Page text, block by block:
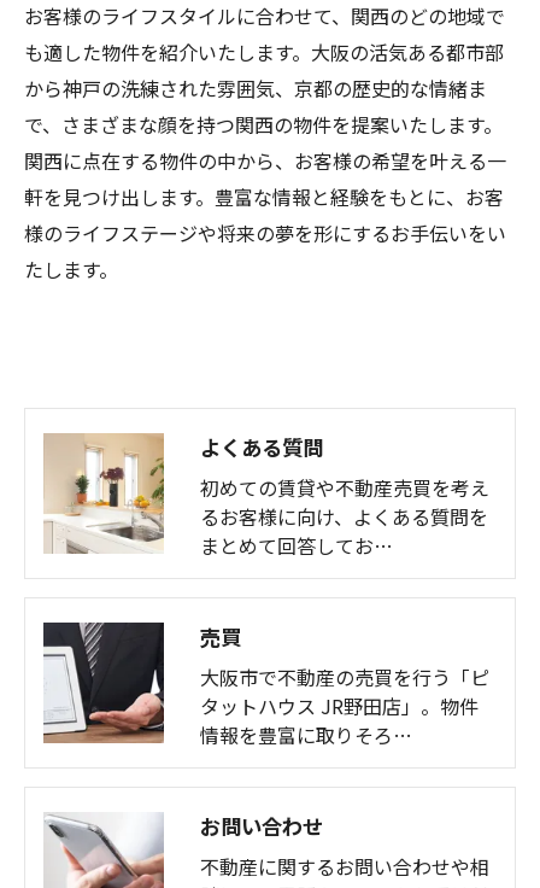
お客様のライフスタイルに合わせて、関西のどの地域で
も適した物件を紹介いたします。大阪の活気ある都市部
から神戸の洗練された雰囲気、京都の歴史的な情緒ま
で、さまざまな顔を持つ関西の物件を提案いたします。
関西に点在する物件の中から、お客様の希望を叶える一
軒を見つけ出します。豊富な情報と経験をもとに、お客
様のライフステージや将来の夢を形にするお手伝いをい
たします。
よくある質問
初めての賃貸や不動産売買を考え
るお客様に向け、よくある質問を
まとめて回答してお…
売買
大阪市で不動産の売買を行う「ピ
タットハウス JR野田店」。物件
情報を豊富に取りそろ…
お問い合わせ
不動産に関するお問い合わせや相